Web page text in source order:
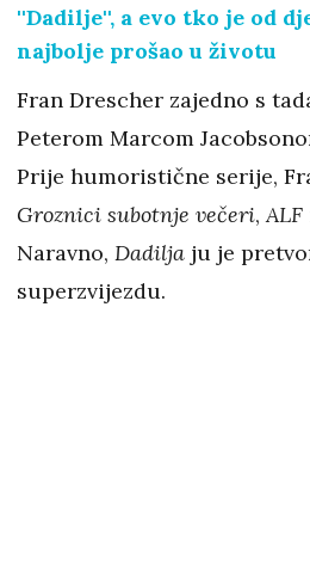
''Dadilje'', a evo tko je od
najbolje prošao u životu
Fran Drescher zajedno s
Peterom Marcom
Prije humoristične serije,
Groznici subotnje večeri,ALF
Naravno, Dadilja ju je
superzvijezdu.